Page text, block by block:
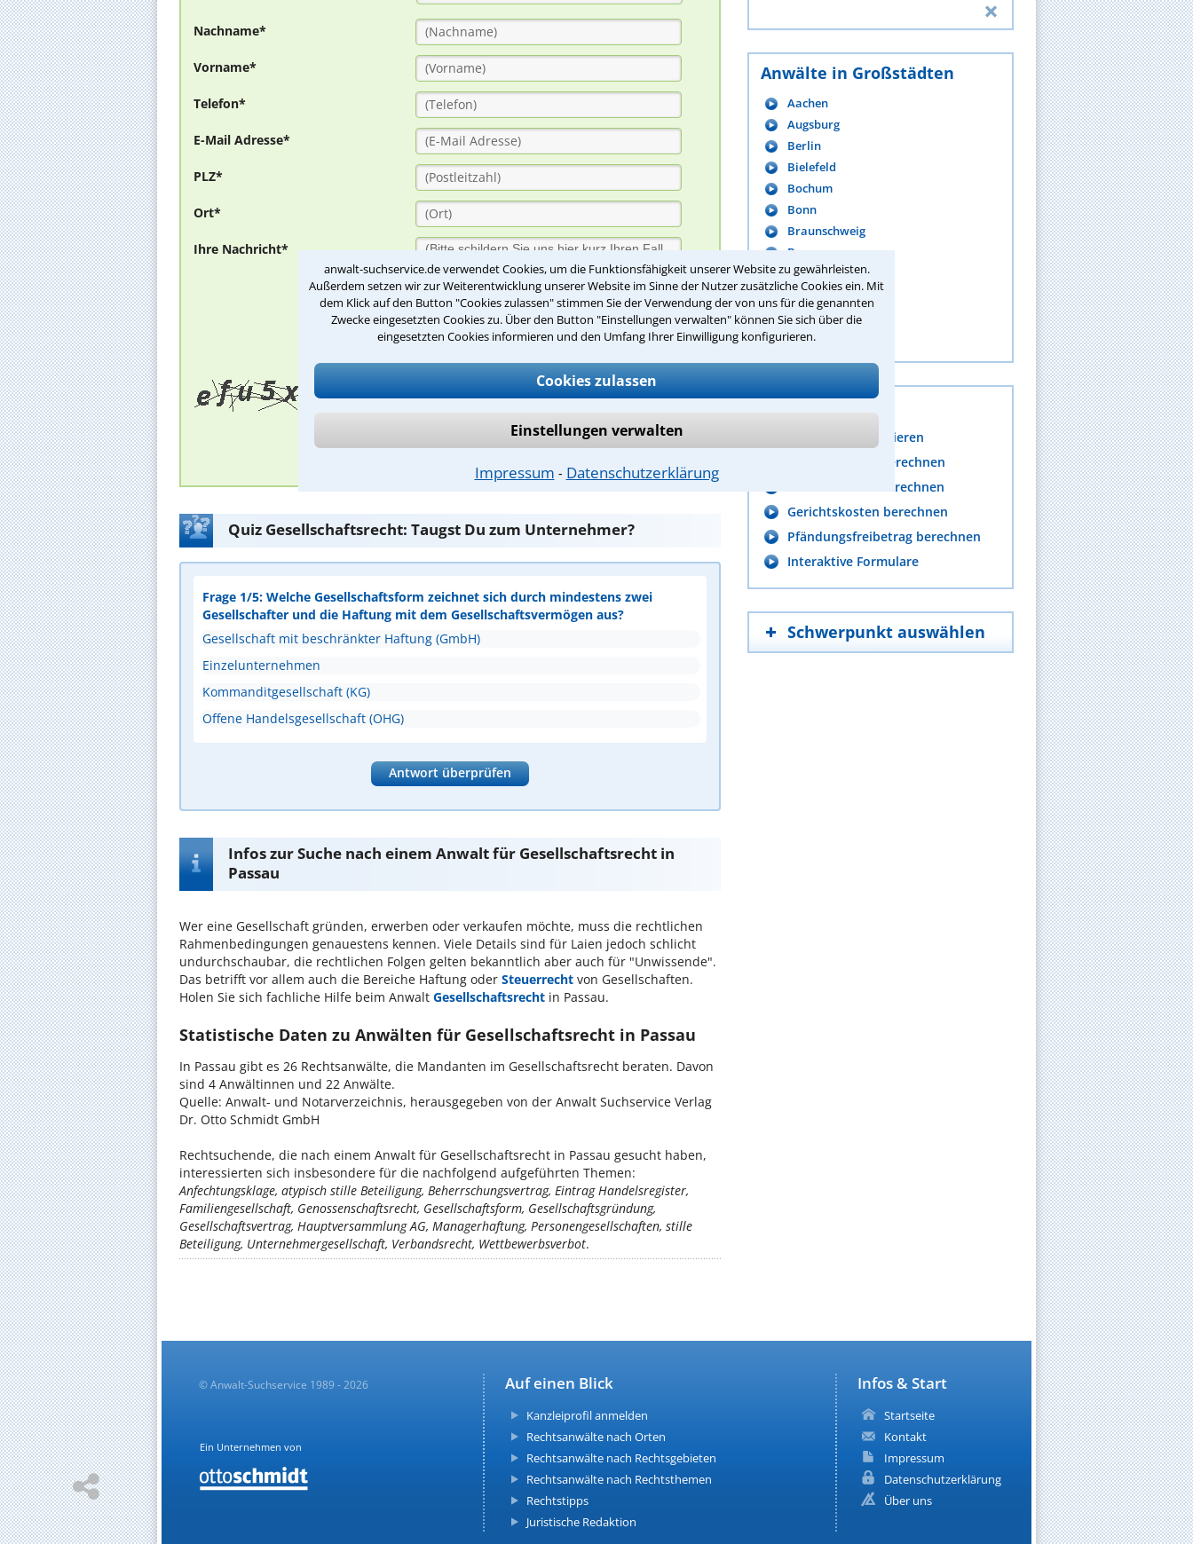
anwalt-suchservice.de verwendet Cookies, um die Funktionsfähigkeit unserer Website zu gewährleisten.
Außerdem setzen wir zur Weiterentwicklung unserer Website im Sinne der Nutzer zusätzliche Cookies ein. Mit
dem Klick auf den Button "Cookies zulassen" stimmen Sie der Verwendung der von uns für die genannten
Zwecke eingesetzten Cookies zu. Über den Button "Einstellungen verwalten" können Sie sich über die
eingesetzten Cookies informieren und den Umfang Ihrer Einwilligung konfigurieren.
Cookies zulassen
Einstellungen verwalten
Impressum ⁃ Datenschutzerklärung
Nachname*
Vorname*
Telefon*
E-Mail Adresse*
PLZ*
Ort*
Ihre Nachricht*
Quiz Gesellschaftsrecht: Taugst Du zum Unternehmer?
Frage 1/5: Welche Gesellschaftsform zeichnet sich durch mindestens zwei
Gesellschafter und die Haftung mit dem Gesellschaftsvermögen aus?
Gesellschaft mit beschränkter Haftung (GmbH)
Einzelunternehmen
Kommanditgesellschaft (KG)
Offene Handelsgesellschaft (OHG)
Antwort überprüfen
Infos zur Suche nach einem Anwalt für Gesellschaftsrecht in
Passau
Wer eine Gesellschaft gründen, erwerben oder verkaufen möchte, muss die rechtlichen
Rahmenbedingungen genauestens kennen. Viele Details sind für Laien jedoch schlicht
undurchschaubar, die rechtlichen Folgen gelten bekanntlich aber auch für "Unwissende".
Das betrifft vor allem auch die Bereiche Haftung oder Steuerrecht von Gesellschaften.
Holen Sie sich fachliche Hilfe beim Anwalt Gesellschaftsrecht in Passau.
Statistische Daten zu Anwälten für Gesellschaftsrecht in Passau
In Passau gibt es 26 Rechtsanwälte, die Mandanten im Gesellschaftsrecht beraten. Davon
sind 4 Anwältinnen und 22 Anwälte.
Quelle: Anwalt- und Notarverzeichnis, herausgegeben von der Anwalt Suchservice Verlag
Dr. Otto Schmidt GmbH
Rechtsuchende, die nach einem Anwalt für Gesellschaftsrecht in Passau gesucht haben,
interessierten sich insbesondere für die nachfolgend aufgeführten Themen:
Anfechtungsklage, atypisch stille Beteiligung, Beherrschungsvertrag, Eintrag Handelsregister,
Familiengesellschaft, Genossenschaftsrecht, Gesellschaftsform, Gesellschaftsgründung,
Gesellschaftsvertrag, Hauptversammlung AG, Managerhaftung, Personengesellschaften, stille
Beteiligung, Unternehmergesellschaft, Verbandsrecht, Wettbewerbsverbot.
Anwälte in Großstädten
Aachen
Augsburg
Berlin
Bielefeld
Bochum
Bonn
Braunschweig
Bremen
Chemnitz
Dortmund
mehr anzeigen
Tools
Impressum generieren
Anwaltskosten berechnen
Prozesskosten berechnen
Gerichtskosten berechnen
Pfändungsfreibetrag berechnen
Interaktive Formulare
Schwerpunkt auswählen
Infos & Start
Startseite
Kontakt
Impressum
Datenschutzerklärung
Über uns
Auf einen Blick
Kanzleiprofil anmelden
Rechtsanwälte nach Orten
Rechtsanwälte nach Rechtsgebieten
Rechtsanwälte nach Rechtsthemen
Rechtstipps
Juristische Redaktion
© Anwalt-Suchservice 1989 - 2026
Ein Unternehmen von